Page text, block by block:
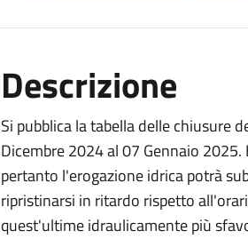
Descrizione
Si pubblica la tabella delle chiusure
Dicembre 2024 al 07 Gennaio
pertanto l'erogazione idrica potrà
ripristinarsi in ritardo rispetto
quest'ultime idraulicamente più